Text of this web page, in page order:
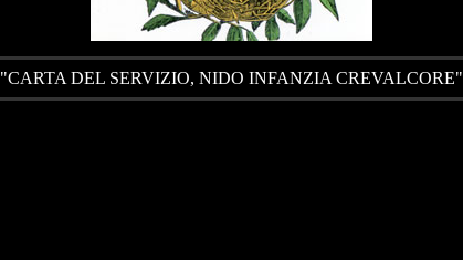
"CARTA DEL SERVIZIO, NIDO INFANZIA CREVALCORE"